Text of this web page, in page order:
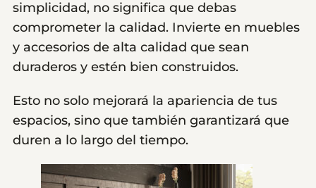
simplicidad, no significa que debas
comprometer la calidad. Invierte en muebles
y accesorios de alta calidad que sean
duraderos y estén bien construidos.
Esto no solo mejorará la apariencia de tus
espacios, sino que también garantizará que
duren a lo largo del tiempo.